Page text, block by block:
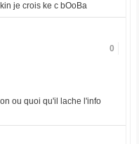
je crois ke c bOoBa
0
ou quoi qu'il lache l'info